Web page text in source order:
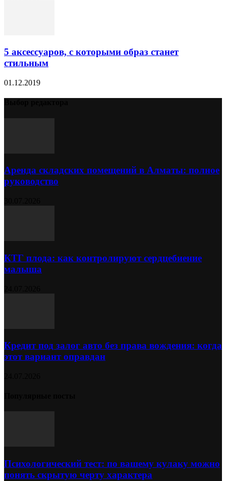
5 аксессуаров, с которыми образ станет
стильным
01.12.2019
Аренда складских помещений в Алматы: полное
руководство
КТГ плода: как контролируют сердцебиение
малыша
Кредит под залог авто без права вождения: когда
этот вариант оправдан
Психологический тест: по вашему кулаку можно
понять скрытую черту характера